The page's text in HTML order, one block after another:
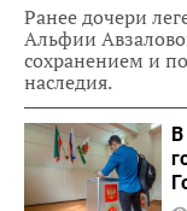
Ранее дочери
Альфии
сохранением и
наследия.
В